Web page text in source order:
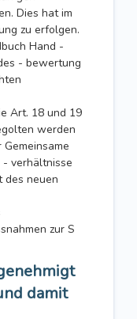
Dies hat im
zu erfolgen.
Hand -
- bewertung
Art. 18 und 19
werden
verhältnisse
des neuen
zur S
damit